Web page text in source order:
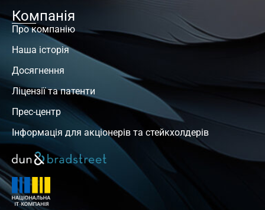
Компанія
Про компанію
Наша історія
Досягнення
Ліцензії та патенти
Прес-центр
Інформація для акціонерів та стейкхолдерів